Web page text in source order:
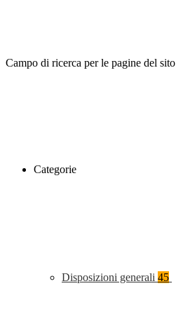
Campo di ricerca per le pagine del sito
Categorie
Disposizioni generali 45